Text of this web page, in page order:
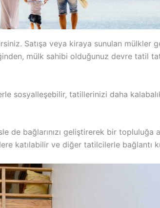
Satışa veya kiraya sunulan mülkler
mülk sahibi olduğunuz devre tatil
sosyalleşebilir, tatillerinizi daha
de bağlarınızı geliştirerek bir topluluğa
katılabilir ve diğer tatilcilerle bağlantı